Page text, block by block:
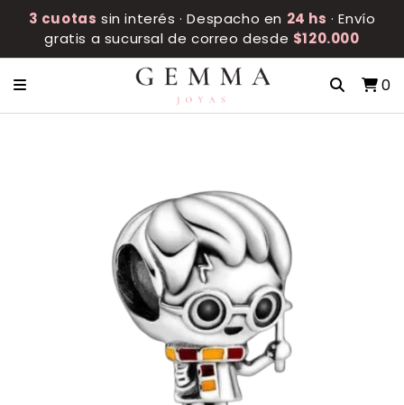
3 cuotas sin interés · Despacho en 24 hs · Envío
gratis a sucursal de correo desde $120.000
0